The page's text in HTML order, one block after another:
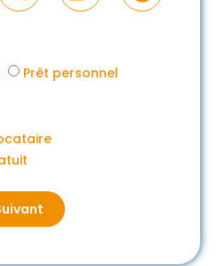
Prêt personnel